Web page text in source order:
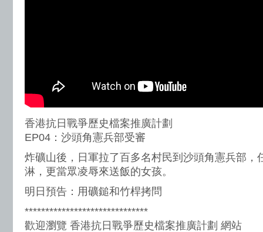
香港抗日戰爭歷史檔案推廣計劃
EP04：沙頭角憲兵部受審
炸礦山後，日軍拉了百多名村民到沙頭角憲兵部，
淋，更當眾凌辱來送飯的女孩。
明日預告：用礦鎚和竹桿拷問
******************************
歡迎瀏覽 香港抗日戰爭歷史檔案推廣計劃 網站